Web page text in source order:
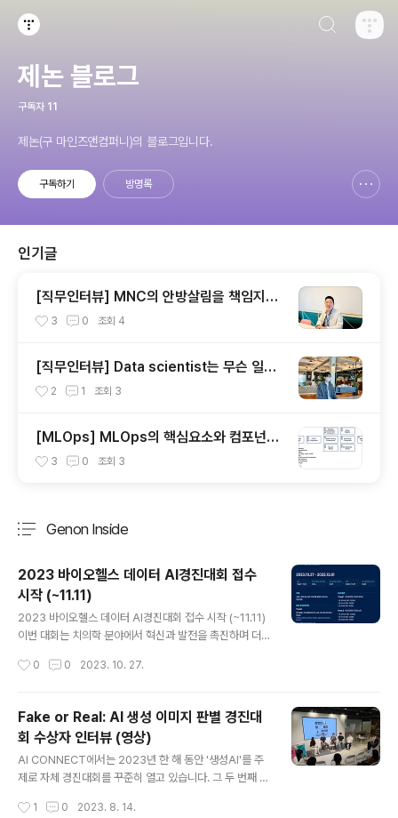
제논 블로그
구독자 11
제논(구 마인즈앤컴퍼니)의 블로그입니다.
구독하기 방명록
인기글
[직무인터뷰] MNC의 안방살림을 책임지는
진방현 실장님
3 0 조회 4
[직무인터뷰] Data scientist는 무슨 일해
요?
2 1 조회 3
[MLOps] MLOps의 핵심요소와 컴포넌트,
end-to-end 아키텍처
3 0 조회 3
Genon Inside
2023 바이오헬스 데이터 AI경진대회 접수
시작 (~11.11)
2023 바이오헬스 데이터 AI경진대회 접수 시작 (~11.11)
이번 대회는 치의학 분야에서 혁신과 발전을 촉진하며 더
번 경진대회를 통해 개발된 모델은 환자들의 사랑니 발치
함을 증대시키는 데 도움이 될 것입니다. 우리의 목표는 바
이오헬스와 AI 분야의 기술 발전을 촉진하고 치의학 분야
에 적용 가능한 혁신적인 솔루션을 발굴하는 것입니다. 함
께 치의학 분야의 혁신을 주도하고 선도해 나가는 기회를
심이 있는 많은 분들의 참여를 기다립니다 ✅Track 1: htt
0 0 2023. 10. 27.
Fake or Real: AI 생성 이미지 판별 경진대
회 수상자 인터뷰 (영상)
AI CONNECT에서는 2023년 한 해 동안 '생성AI'를 주
제로 자체 경진대회를 꾸준히 열고 있습니다. 그 두 번째 대
무려 765명이나 참가를 하면서, 생성AI에 대한 뜨거운 관
1 0 2023. 8. 14.